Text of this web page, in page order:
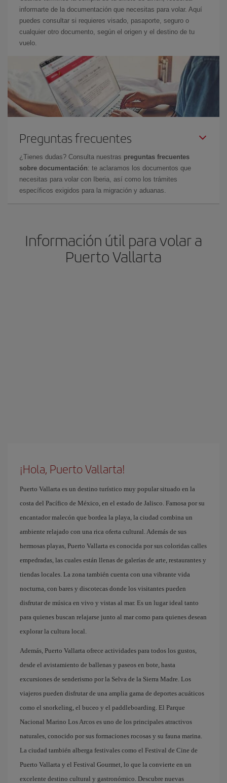
informarte de la documentación que necesitas para volar. Aquí
puedes consultar si requieres visado, pasaporte, seguro o
cualquier otro documento, según el origen y el destino de tu
vuelo.
Preguntas frecuentes
¿Tienes dudas? Consulta nuestras preguntas frecuentes
sobre documentación: te aclaramos los documentos que
necesitas para volar con Iberia, así como los trámites
específicos exigidos para la migración y aduanas.
Información útil para volar a
Puerto Vallarta
¡Hola, Puerto Vallarta!
Puerto Vallarta es un destino turístico muy popular situado en la
costa del Pacífico de México, en el estado de Jalisco. Famosa por su
encantador malecón que bordea la playa, la ciudad combina un
ambiente relajado con una rica oferta cultural. Además de sus
hermosas playas, Puerto Vallarta es conocida por sus coloridas calles
empedradas, las cuales están llenas de galerías de arte, restaurantes y
tiendas locales. La zona también cuenta con una vibrante vida
nocturna, con bares y discotecas donde los visitantes pueden
disfrutar de música en vivo y vistas al mar. Es un lugar ideal tanto
para quienes buscan relajarse junto al mar como para quienes desean
explorar la cultura local.
Además, Puerto Vallarta ofrece actividades para todos los gustos,
desde el avistamiento de ballenas y paseos en bote, hasta
excursiones de senderismo por la Selva de la Sierra Madre. Los
viajeros pueden disfrutar de una amplia gama de deportes acuáticos
como el snorkeling, el buceo y el paddleboarding. El Parque
Nacional Marino Los Arcos es uno de los principales atractivos
naturales, conocido por sus formaciones rocosas y su fauna marina.
La ciudad también alberga festivales como el Festival de Cine de
Puerto Vallarta y el Festival Gourmet, lo que la convierte en un
excelente destino cultural y gastronómico. Descubre nuevas